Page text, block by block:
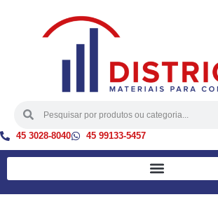
45 3028-8040 45 99133-5457